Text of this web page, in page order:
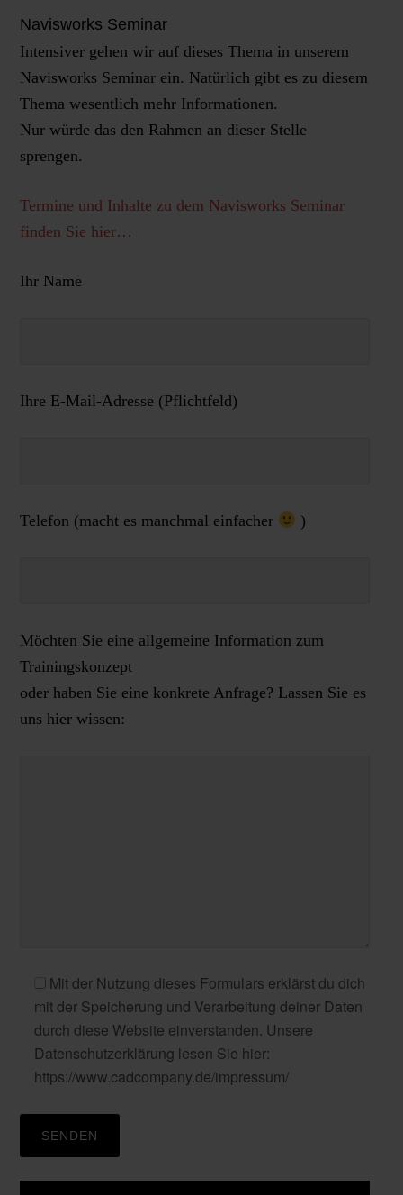
Navisworks Seminar
Intensiver gehen wir auf dieses Thema in unserem
Navisworks Seminar ein. Natürlich gibt es zu diesem
Thema wesentlich mehr Informationen.
Nur würde das den Rahmen an dieser Stelle
sprengen.
Termine und Inhalte zu dem Navisworks Seminar
finden Sie hier…
Ihr Name
Ihre E-Mail-Adresse (Pflichtfeld)
Telefon (macht es manchmal einfacher )
Möchten Sie eine allgemeine Information zum
Trainingskonzept
oder haben Sie eine konkrete Anfrage? Lassen Sie es
uns hier wissen:
Mit der Nutzung dieses Formulars erklärst du dich
mit der Speicherung und Verarbeitung deiner Daten
durch diese Website einverstanden. Unsere
Datenschutzerklärung lesen Sie hier:
https://www.cadcompany.de/impressum/